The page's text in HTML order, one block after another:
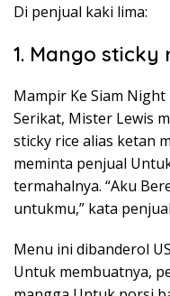
Di penjual kaki lima:
1. Mango sticky
Mampir Ke Siam
Serikat, Mister Lewis
sticky rice alias ketan
meminta penjual
termahalnya. “Aku
untukmu,” kata
Menu ini dibanderol
Untuk membuatnya,